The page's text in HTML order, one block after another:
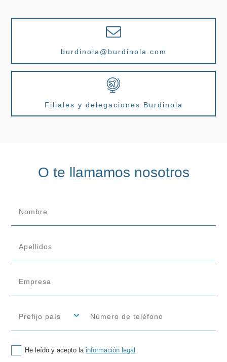
burdinola@burdinola.com
Filiales y delegaciones Burdinola
O te llamamos nosotros
He leído y acepto lainformación legal